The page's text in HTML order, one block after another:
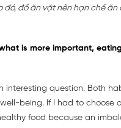
đó, đồ ăn vặt nên hạn chế ăn
is more important,
interesting question. Both
being. If I had to choose
food because an